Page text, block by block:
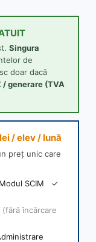
Singura
de
doar dacă
/ generare (TVA
/ elev / lună
preț unic care
SCIM ✓
(fără încărcare